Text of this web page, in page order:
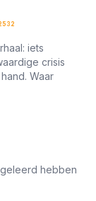
iets
crisis
Waar
hebben